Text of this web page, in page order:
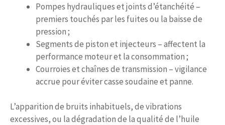
Pompes hydrauliques et joints d’étanchéité –
premiers touchés par les fuites ou la baisse de
pression ;
Segments de piston et injecteurs – affectent la
performance moteur et la consommation ;
Courroies et chaînes de transmission – vigilance
accrue pour éviter casse soudaine et panne.
L’apparition de bruits inhabituels, de vibrations
excessives, ou la dégradation de la qualité de l’huile